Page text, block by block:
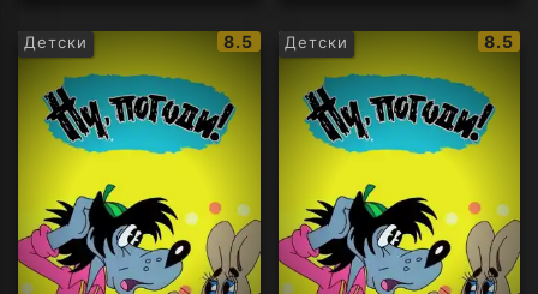
Детски
IMDb
рейтинг:
8.5 Детски
IMDb
8.5